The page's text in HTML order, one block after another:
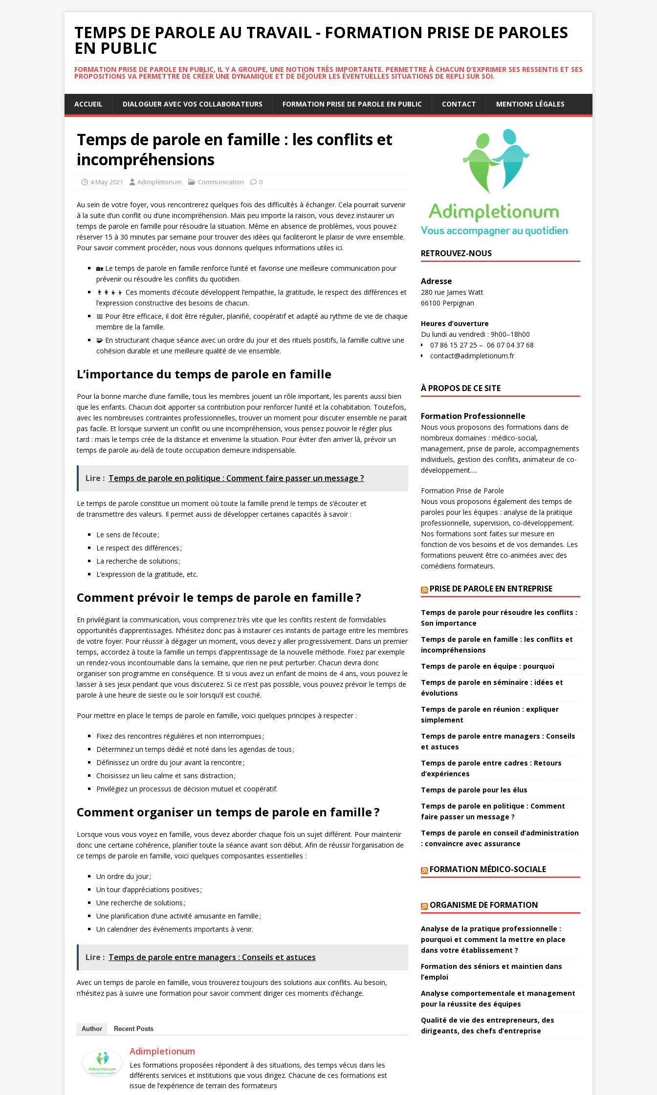
TEMPS DE PAROLE AU TRAVAIL - FORMATION PRISE DE PAROLES
EN PUBLIC
FORMATION PRISE DE PAROLE EN PUBLIC, IL Y A GROUPE, UNE NOTION TRÈS IMPORTANTE. PERMETTRE À CHACUN D’EXPRIMER SES RESSENTIS ET SES
PROPOSITIONS VA PERMETTRE DE CRÉER UNE DYNAMIQUE ET DE DÉJOUER LES ÉVENTUELLES SITUATIONS DE REPLI SUR SOI.
ACCUEIL DIALOGUER AVEC VOS COLLABORATEURS FORMATION PRISE DE PAROLE EN PUBLIC CONTACT MENTIONS LÉGALES
Temps de parole en famille : les conflits et
incompréhensions
4 May 2021 Adimpletionum Communication 0
Au sein de votre foyer, vous rencontrerez quelques fois des difficultés à échanger. Cela pourrait survenir
à la suite d’un conflit ou d’une incompréhension. Mais peu importe la raison, vous devez instaurer un
temps de parole en famille pour résoudre la situation. Même en absence de problèmes, vous pouvez
réserver 15 à 30 minutes par semaine pour trouver des idées qui faciliteront le plaisir de vivre ensemble.
Pour savoir comment procéder, nous vous donnons quelques informations utiles ici.
🏡 Le temps de parole en famille renforce l’unité et favorise une meilleure communication pour
prévenir ou résoudre les conflits du quotidien.
👨‍👩‍👧‍👦 Ces moments d’écoute développent l’empathie, la gratitude, le respect des différences et
l’expression constructive des besoins de chacun.
📅 Pour être efficace, il doit être régulier, planifié, coopératif et adapté au rythme de vie de chaque
membre de la famille.
🧩 En structurant chaque séance avec un ordre du jour et des rituels positifs, la famille cultive une
cohésion durable et une meilleure qualité de vie ensemble.
L’importance du temps de parole en famille
Pour la bonne marche d’une famille, tous les membres jouent un rôle important, les parents aussi bien
que les enfants. Chacun doit apporter sa contribution pour renforcer l’unité et la cohabitation. Toutefois,
avec les nombreuses contraintes professionnelles, trouver un moment pour discuter ensemble ne parait
pas facile. Et lorsque survient un conflit ou une incompréhension, vous pensez pouvoir le régler plus
tard : mais le temps crée de la distance et envenime la situation. Pour éviter d’en arriver là, prévoir un
temps de parole au-delà de toute occupation demeure indispensable.
Lire : Temps de parole en politique : Comment faire passer un message ?
Le temps de parole constitue un moment où toute la famille prend le temps de s’écouter et
de transmettre des valeurs. Il permet aussi de développer certaines capacités à savoir :
Le sens de l’écoute ;
Le respect des différences ;
La recherche de solutions ;
L’expression de la gratitude, etc.
Comment prévoir le temps de parole en famille ?
En privilégiant la communication, vous comprenez très vite que les conflits restent de formidables
opportunités d’apprentissages. N’hésitez donc pas à instaurer ces instants de partage entre les membres
de votre foyer. Pour réussir à dégager un moment, vous devez y aller progressivement. Dans un premier
temps, accordez à toute la famille un temps d’apprentissage de la nouvelle méthode. Fixez par exemple
un rendez-vous incontournable dans la semaine, que rien ne peut perturber. Chacun devra donc
organiser son programme en conséquence. Et si vous avez un enfant de moins de 4 ans, vous pouvez le
laisser à ses jeux pendant que vous discuterez. Si ce n’est pas possible, vous pouvez prévoir le temps de
parole à une heure de sieste ou le soir lorsqu’il est couché.
Pour mettre en place le temps de parole en famille, voici quelques principes à respecter :
Fixez des rencontres régulières et non interrompues ;
Déterminez un temps dédié et noté dans les agendas de tous ;
Définissez un ordre du jour avant la rencontre ;
Choisissez un lieu calme et sans distraction ;
Privilégiez un processus de décision mutuel et coopératif.
Comment organiser un temps de parole en famille ?
Lorsque vous vous voyez en famille, vous devez aborder chaque fois un sujet différent. Pour maintenir
donc une certaine cohérence, planifier toute la séance avant son début. Afin de réussir l’organisation de
ce temps de parole en famille, voici quelques composantes essentielles :
Un ordre du jour ;
Un tour d’appréciations positives ;
Une recherche de solutions ;
Une planification d’une activité amusante en famille ;
Un calendrier des événements importants à venir.
Lire : Temps de parole entre managers : Conseils et astuces
Avec un temps de parole en famille, vous trouverez toujours des solutions aux conflits. Au besoin,
n’hésitez pas à suivre une formation pour savoir comment diriger ces moments d’échange.
Author Recent Posts
Adimpletionum
Les formations proposées répondent à des situations, des temps vécus dans les
différents services et institutions que vous dirigez. Chacune de ces formations est
issue de l’expérience de terrain des formateurs
RETROUVEZ-NOUS
Adresse
280 rue James Watt
66100 Perpignan
Heures d’ouverture
Du lundi au vendredi : 9h00–18h00
07 86 15 27 25 – 06 07 04 37 68
contact@adimpletionum.fr
À PROPOS DE CE SITE
Formation Professionnelle​
Nous vous proposons des formations dans de
nombreux domaines : médico-social,
management, prise de parole, accompagnements
individuels, gestion des conflits, animateur de co-
développement….
Formation Prise de Parole
Nous vous proposons également des temps de
paroles pour les équipes : analyse de la pratique
professionnelle, supervision, co-développement.
Nos formations sont faites sur mesure en
fonction de vos besoins et de vos demandes. Les
formations peuvent être co-animées avec des
comédiens formateurs.
PRISE DE PAROLE EN ENTREPRISE
Temps de parole pour résoudre les conflits :
Son importance
Temps de parole en famille : les conflits et
incompréhensions
Temps de parole en équipe : pourquoi
Temps de parole en séminaire : idées et
évolutions
Temps de parole en réunion : expliquer
simplement
Temps de parole entre managers : Conseils
et astuces
Temps de parole entre cadres : Retours
d’expériences
Temps de parole pour les élus
Temps de parole en politique : Comment
faire passer un message ?
Temps de parole en conseil d’administration
: convaincre avec assurance
FORMATION MÉDICO-SOCIALE
ORGANISME DE FORMATION
Analyse de la pratique professionnelle :
pourquoi et comment la mettre en place
dans votre établissement ?
Formation des séniors et maintien dans
l’emploi
Analyse comportementale et management
pour la réussite des équipes
Qualité de vie des entrepreneurs, des
dirigeants, des chefs d’entreprise